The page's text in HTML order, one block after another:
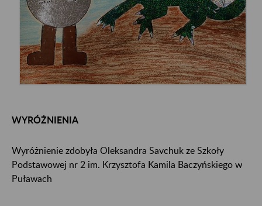
WYRÓŻNIENIA
Wyróżnienie zdobyła Oleksandra Savchuk ze Szkoły
Podstawowej nr 2 im. Krzysztofa Kamila Baczyńskiego w
Puławach